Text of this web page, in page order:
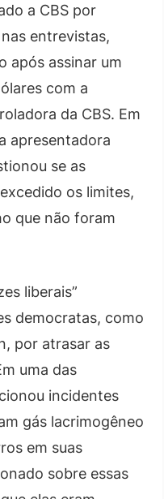
a CBS por
entrevistas,
após assinar um
com a
da CBS. Em
apresentadora
se as
os limites,
que não foram
liberais”
democratas, como
por atrasar as
uma das
incidentes
gás lacrimogêneo
em suas
sobre essas